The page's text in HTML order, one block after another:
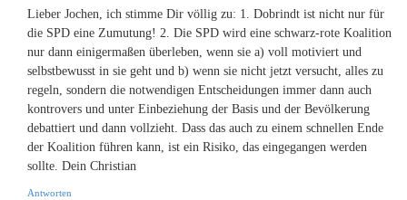
Lieber Jochen, ich stimme Dir völlig zu: 1. Dobrindt ist nicht nur für
die SPD eine Zumutung! 2. Die SPD wird eine schwarz-rote Koalition
nur dann einigermaßen überleben, wenn sie a) voll motiviert und
selbstbewusst in sie geht und b) wenn sie nicht jetzt versucht, alles zu
regeln, sondern die notwendigen Entscheidungen immer dann auch
kontrovers und unter Einbeziehung der Basis und der Bevölkerung
debattiert und dann vollzieht. Dass das auch zu einem schnellen Ende
der Koalition führen kann, ist ein Risiko, das eingegangen werden
sollte. Dein Christian
Antworten